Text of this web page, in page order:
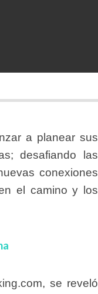
a planear sus
desafiando las
conexiones
el camino y los
se reveló